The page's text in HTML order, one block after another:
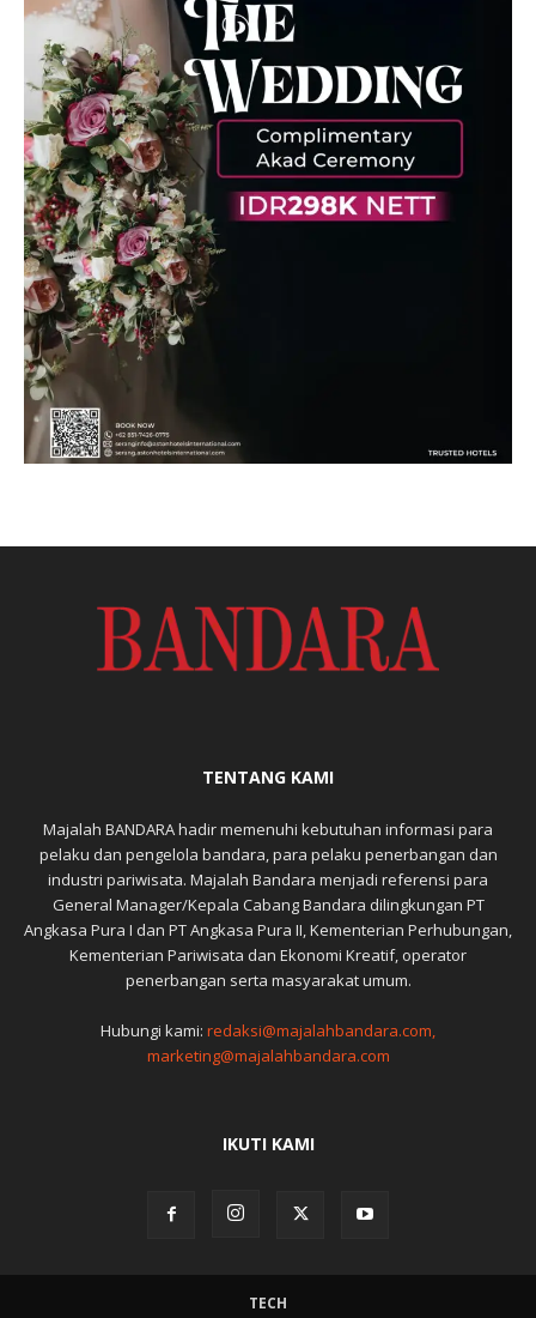
TENTANG KAMI
Majalah BANDARA hadir memenuhi kebutuhan informasi para
pelaku dan pengelola bandara, para pelaku penerbangan dan
industri pariwisata. Majalah Bandara menjadi referensi para
General Manager/Kepala Cabang Bandara dilingkungan PT
Angkasa Pura I dan PT Angkasa Pura II, Kementerian Perhubungan,
Kementerian Pariwisata dan Ekonomi Kreatif, operator
penerbangan serta masyarakat umum.
Hubungi kami: redaksi@majalahbandara.com,
marketing@majalahbandara.com
IKUTI KAMI
TECH